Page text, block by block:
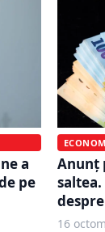
a
pe
Anunț
16